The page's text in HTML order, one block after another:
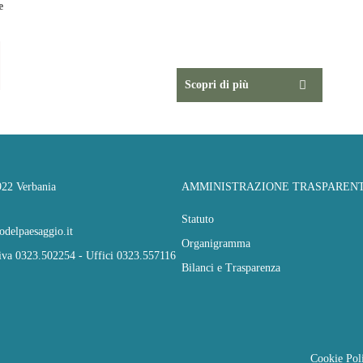
Scopri di più
Verbania
0323.502254 - Uffici 0323.557116
AMMINISTRAZIONE
Statuto
Organigramma
Bilanci e Trasparenza
Cookie